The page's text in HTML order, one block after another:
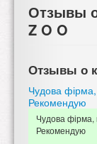
Отзывы о
Z O O
Отзывы о
Чудова
Рекомендую
Чудова фірма,
Рекомендую